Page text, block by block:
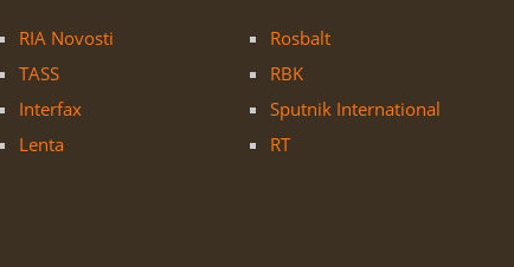
RIA Novosti
TASS
Interfax
Lenta
Rosbalt
RBK
Sputnik International
RT